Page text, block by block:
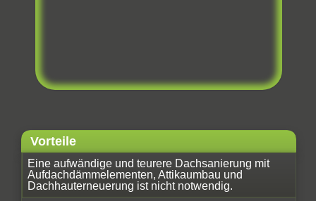
Vorteile
Eine aufwändige und teurere Dachsanierung mit
Aufdachdämmelementen, Attikaumbau und
Dachhauterneuerung ist nicht notwendig.